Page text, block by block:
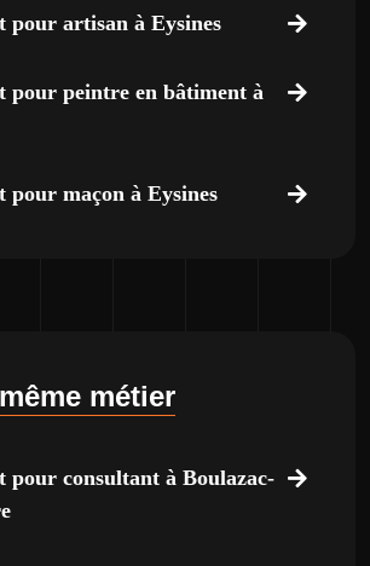
pour artisan à Eysines
pour peintre en bâtiment à
pour maçon à Eysines
métier
pour consultant à Boulazac-